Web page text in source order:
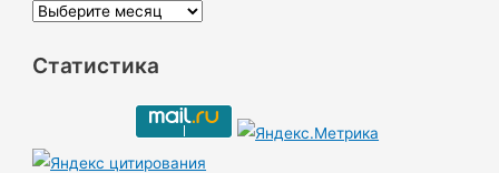
А
х
ы
Статистика